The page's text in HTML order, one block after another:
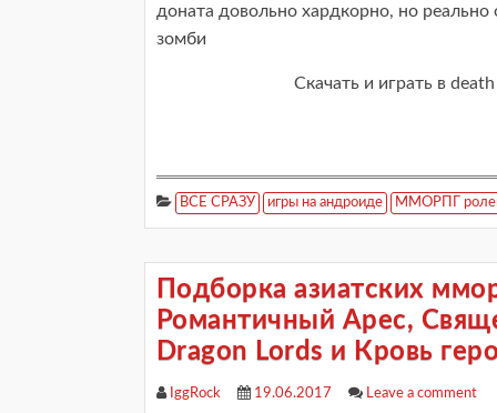
доната довольно хардкорно, но
зомби
Скачать и играть в
ВСЕ СРАЗУ игры на андроиде ММОРПГ
Подборка азиатских
Романтичный Арес,
Dragon Lords и Кровь
IggRock 19.06.2017 Leave a comment